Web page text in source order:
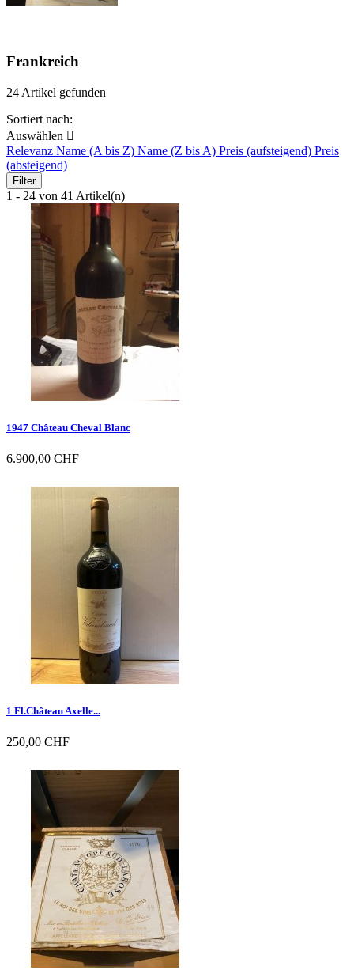
Frankreich
24 Artikel gefunden
Sortiert nach:
Auswählen 
Relevanz Name (A bis Z) Name (Z bis A) Preis (aufsteigend) Preis
(absteigend)
Filter
1 - 24 von 41 Artikel(n)
1947 Château Cheval Blanc
6.900,00 CHF
1 Fl.Château Axelle...
250,00 CHF
Vorschau